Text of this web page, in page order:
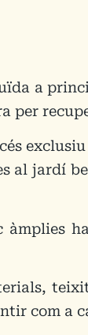
a
per
al jardí
com a